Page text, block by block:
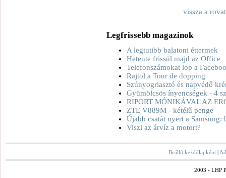
vissza a
Legfrissebb magazinok
A legtutibb balatoni éttermek
Hetente frissül majd az Office
Telefonszámokat lop a
Rajtol a Tour de dopping
Szúnyogriasztó és napvédő
Gyümölcsös ínyencségek - 4
RIPORT MÓNIKÁVAL AZ
ZTE V889M - kétélű penge
Újabb csatát nyert a
Viszi az árvíz a motort?
Beállít kezdőlapként |
2003 - LHP